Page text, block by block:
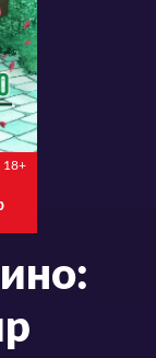
18+